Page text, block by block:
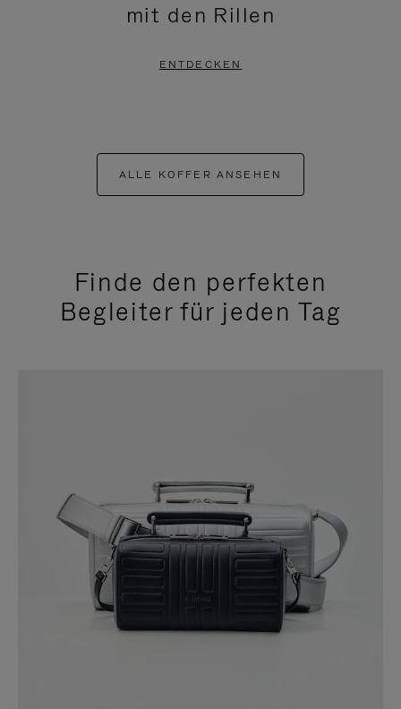
mit den Rillen
ENTDECKEN
ALLE KOFFER ANSEHEN
Finde den perfekten
Begleiter für jeden Tag